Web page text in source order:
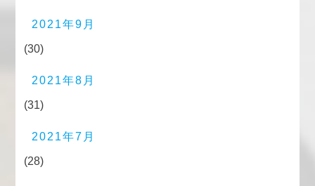
2021年9月
(30)
2021年8月
(31)
2021年7月
(28)